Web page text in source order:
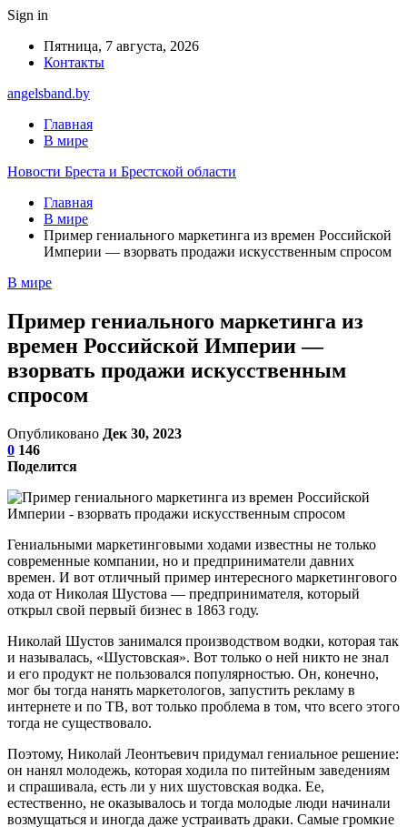
Sign in
Пятница, 7 августа, 2026
Контакты
angelsband.by
Главная
В мире
Новости Бреста и Брестской области
Главная
В мире
Пример гениального маркетинга из времен Российской
Империи — взорвать продажи искусственным спросом
В мире
Пример гениального маркетинга из
времен Российской Империи —
взорвать продажи искусственным
спросом
Опубликовано Дек 30, 2023
0 146
Поделится
Гениальными маркетинговыми ходами известны не только
современные компании, но и предприниматели давних
времен. И вот отличный пример интересного маркетингового
хода от Николая Шустова — предпринимателя, который
открыл свой первый бизнес в 1863 году.
Николай Шустов занимался производством водки, которая так
и называлась, «Шустовская». Вот только о ней никто не знал
и его продукт не пользовался популярностью. Он, конечно,
мог бы тогда нанять маркетологов, запустить рекламу в
интернете и по ТВ, вот только проблема в том, что всего этого
тогда не существовало.
Поэтому, Николай Леонтьевич придумал гениальное решение:
он нанял молодежь, которая ходила по питейным заведениям
и спрашивала, есть ли у них шустовская водка. Ее,
естественно, не оказывалось и тогда молодые люди начинали
возмущаться и иногда даже устраивать драки. Самые громкие